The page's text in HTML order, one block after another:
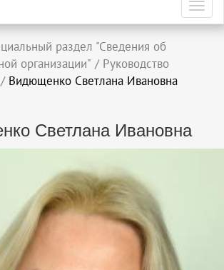
раздел "Сведения об
организации" / Руководство
/ Видющенко Светлана Ивановна
Светлана Ивановна